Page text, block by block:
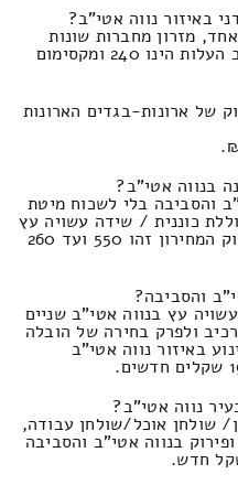
באיזור נווה אטי"ב?
מזרון מחברות שונות
בסיפוח עבודת סחיבה בנווה אטי"ב העלות הינו 240 ומקסימום
של ארונות-בגדים הארונות
בנווה אטי"ב?
והסביבה בלי לשכוח מיטת
כוננית / שידה עשויה עץ
יחד עם שידה בשילוב הרכבה ופירוק המחירון זהו 550 ועד 260
והסביבה?
עץ בנווה אטי"ב שניים
ולפרק בחירה של הובלה
באיזור נווה אטי"ב
נווה אטי"ב?
שולחן אוכל/שולחן עבודה,
בנווה אטי"ב והסביבה